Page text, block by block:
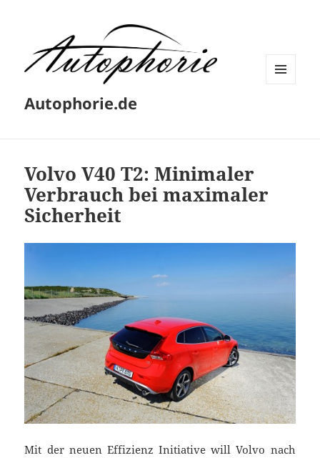
Autophorie.de
Volvo V40 T2: Minimaler
Verbrauch bei maximaler
Sicherheit
Mit der neuen Effizienz Initiative will Volvo nach